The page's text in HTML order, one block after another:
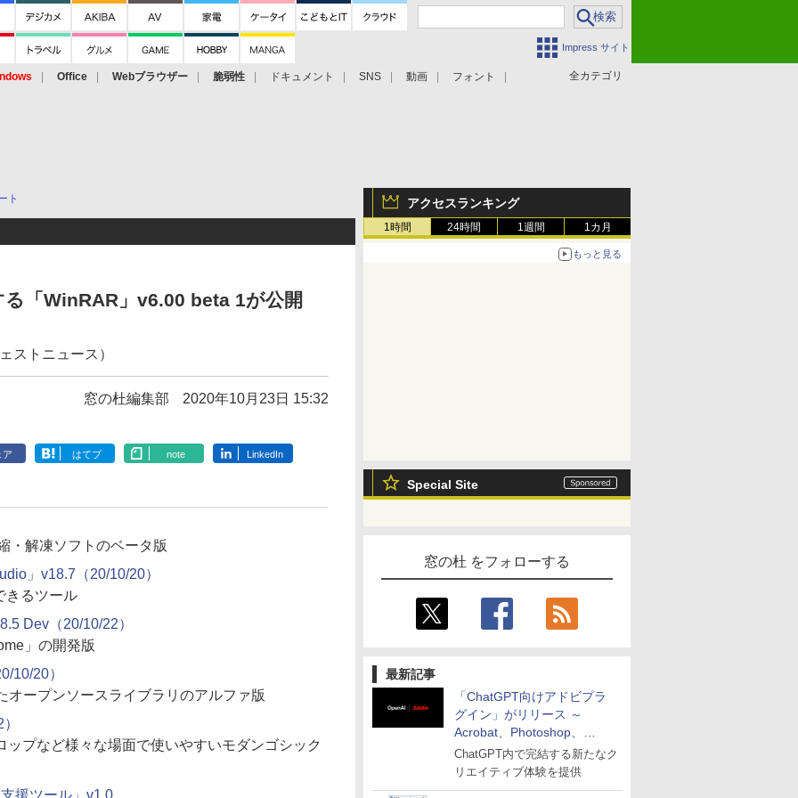
Impress サイト
全カテゴリ
Office Webブラウザー 脆弱性 ドキュメント SNS 動画 フォント
アクセスランキング
1時間 24時間 1週間 1カ月
もっと見る
Special Site
窓の杜 をフォローする
最新記事
「ChatGPT向けアドビプラ
グイン」がリリース ～
Acrobat、Photoshop、
Premiereなどの機能を1つの
プラグインに統合
ChatGPT内で完結する新たなク
リエイティブ体験を提供
ト
る「WinRAR」v6.00 beta 1が公開
ストニュース）
窓の杜編集部 2020年10月23日 15:32
ア はてブ note LinkedIn
・解凍ソフトのベータ版
」v18.7（20/10/20）
きるツール
Dev（20/10/22）
」の開発版
10/20）
オープンソースライブラリのアルファ版
プなど様々な場面で使いやすいモダンゴシック
援ツール」v1.0